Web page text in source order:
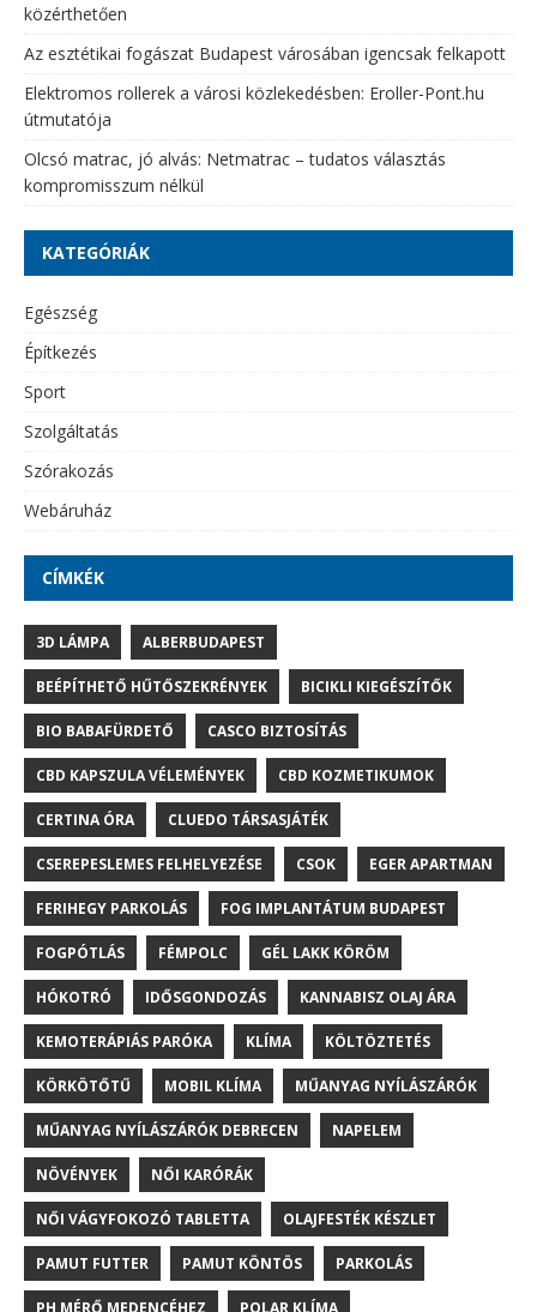
közérthetően
Az esztétikai fogászat Budapest városában igencsak felkapott
Elektromos rollerek a városi közlekedésben: Eroller-Pont.hu
útmutatója
Olcsó matrac, jó alvás: Netmatrac – tudatos választás
kompromisszum nélkül
KATEGÓRIÁK
Egészség
Építkezés
Sport
Szolgáltatás
Szórakozás
Webáruház
CÍMKÉK
3D LÁMPA ALBERBUDAPEST
BEÉPÍTHETŐ HŰTŐSZEKRÉNYEK BICIKLI KIEGÉSZÍTŐK
BIO BABAFÜRDETŐ CASCO BIZTOSÍTÁS
CBD KAPSZULA VÉLEMÉNYEK CBD KOZMETIKUMOK
CERTINA ÓRA CLUEDO TÁRSASJÁTÉK
CSEREPESLEMES FELHELYEZÉSE CSOK EGER APARTMAN
FERIHEGY PARKOLÁS FOG IMPLANTÁTUM BUDAPEST
FOGPÓTLÁS FÉMPOLC GÉL LAKK KÖRÖM
HÓKOTRÓ IDŐSGONDOZÁS KANNABISZ OLAJ ÁRA
KEMOTERÁPIÁS PARÓKA KLÍMA KÖLTÖZTETÉS
KÖRKÖTŐTŰ MOBIL KLÍMA MŰANYAG NYÍLÁSZÁRÓK
MŰANYAG NYÍLÁSZÁRÓK DEBRECEN NAPELEM
NÖVÉNYEK NŐI KARÓRÁK
NŐI VÁGYFOKOZÓ TABLETTA OLAJFESTÉK KÉSZLET
PAMUT FUTTER PAMUT KÖNTÖS PARKOLÁS
PH MÉRŐ MEDENCÉHEZ POLAR KLÍMA